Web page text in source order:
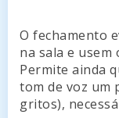
O fechamento
na sala e usem
Permite ainda
tom de voz um
gritos),